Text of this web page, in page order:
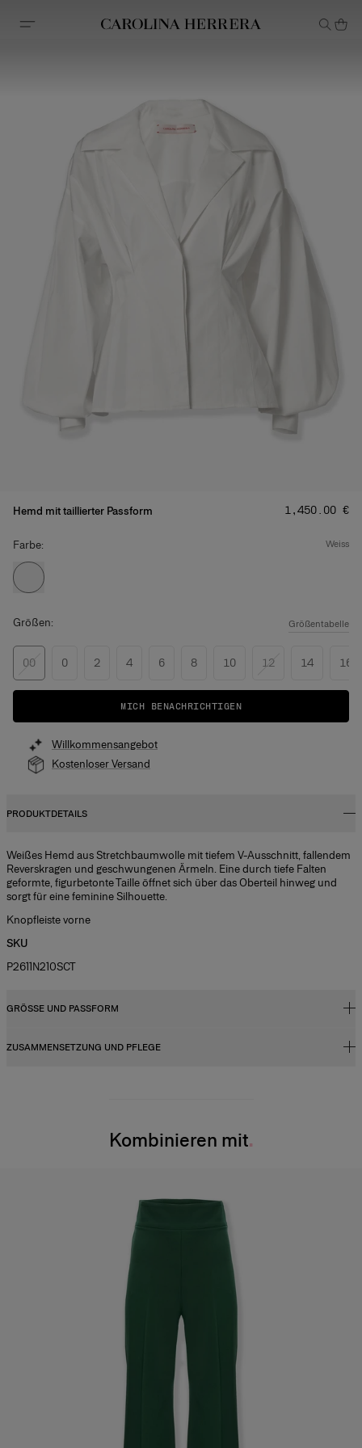
Erklärung zur Barrierefreiheit (Link)
Hemd mit taillierter Passform Preis:
‌1,450.00 €
Farbe: weiss
Größen: Größentabelle
00 0 2 4 6 8 10 12 14 16
MICH BENACHRICHTIGEN
Willkommensangebot
Kostenloser Versand
PRODUKTDETAILS
Weißes Hemd aus Stretchbaumwolle mit tiefem V-Ausschnitt, fallendem
Reverskragen und geschwungenen Ärmeln. Eine durch tiefe Falten
geformte, figurbetonte Taille öffnet sich über das Oberteil hinweg und
sorgt für eine feminine Silhouette.
Knopfleiste vorne
SKU
P2611N210SCT
GRÖSSE UND PASSFORM
Reguläre Passform
ZUSAMMENSETZUNG UND PFLEGE
Nur chemische ReinigungKombinieren mit